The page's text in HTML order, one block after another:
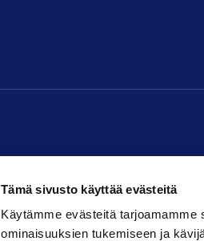
Tämä sivusto käyttää evästeitä
Käytämme evästeitä tarjoamamme
ominaisuuksien tukemiseen ja